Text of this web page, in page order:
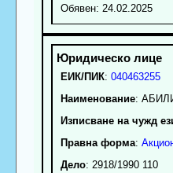
Обявен: 24.02.2025
ЕИК/ПИК:040463255
Наименование:
Изписване на чужд
Правна форма:
Дело: 2918/1990 110